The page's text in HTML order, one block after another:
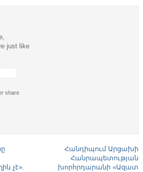
just like
share
չէ».
Հանդիպում Արցախի
Հանրապետության
խորհրդարանի «Ազատ